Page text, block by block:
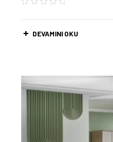
DEVAMINI OKU